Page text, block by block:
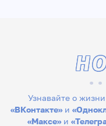
Узнавайте о
«ВКонтакте»и
«Максе» и